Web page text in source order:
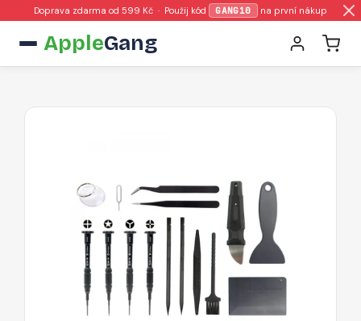
Doprava zdarma od 599 Kč · Použij kód GANG10 na první nákup
AppleGang
JIAFA
JF-
8135